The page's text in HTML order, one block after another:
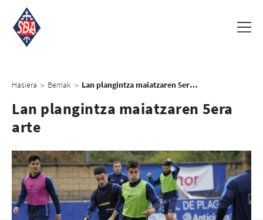
Hasiera > Berriak > Lan plangintza maiatzaren 5era arte
Lan plangintza maiatzaren 5era
arte